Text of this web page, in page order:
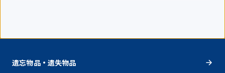
遗忘物品・遗失物品